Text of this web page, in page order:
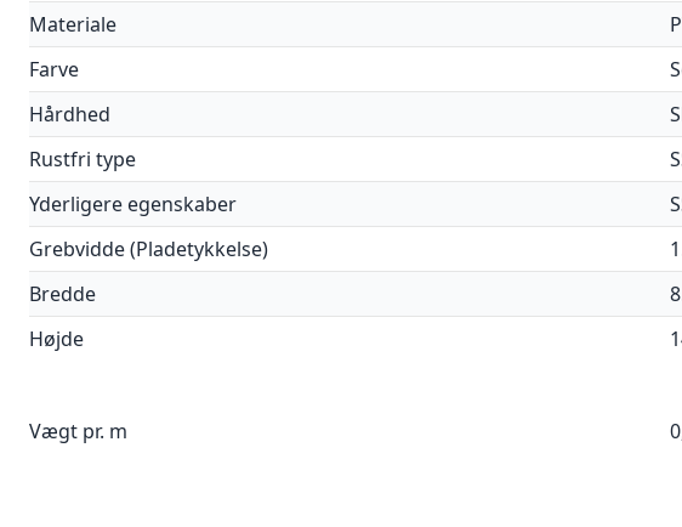
Materiale
Farve
Hårdhed
Rustfri type
Yderligere egenskaber
Grebvidde (Pladetykkelse)
Bredde
Højde
Vægt pr. m